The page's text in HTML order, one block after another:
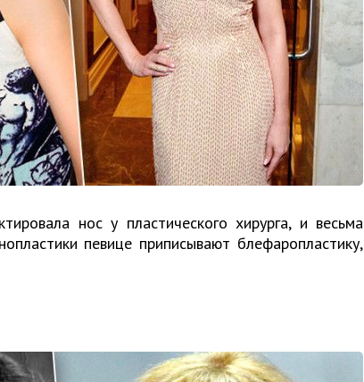
нос у пластического хирурга, и весьма
певице приписывают блефаропластику,